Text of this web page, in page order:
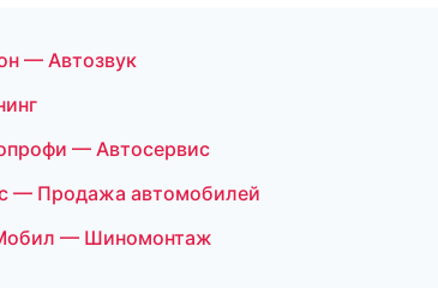
— Автозвук
— Автосервис
— Продажа автомобилей
— Шиномонтаж